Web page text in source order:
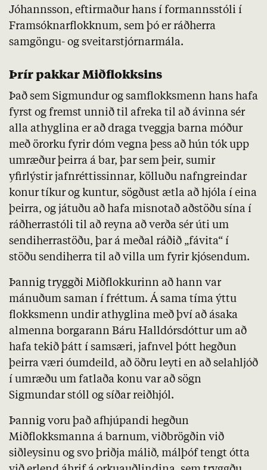
Jóhannsson, eftirmaður hans í formannsstóli í
Framsóknarflokknum, sem þó er ráðherra
samgöngu- og sveitarstjórnarmála.
Þrír pakkar Miðflokksins
Það sem Sigmundur og samflokksmenn hans hafa
fyrst og fremst unnið til afreka til að ávinna sér
alla athyglina er að draga tveggja barna móður
með örorku fyrir dóm vegna þess að hún tók upp
umræður þeirra á bar, þar sem þeir, sumir
yfirlýstir jafnréttissinnar, kölluðu nafngreindar
konur tíkur og kuntur, sögðust ætla að hjóla í eina
þeirra, og játuðu að hafa misnotað aðstöðu sína í
ráðherrastóli til að reyna að verða sér úti um
sendiherrastöðu, þar á meðal ráðið „fávita“ í
stöðu sendiherra til að villa um fyrir kjósendum.
Þannig tryggði Miðflokkurinn að hann var
mánuðum saman í fréttum. Á sama tíma ýttu
flokksmenn undir athyglina með því að ásaka
almenna borgarann Báru Halldórsdóttur um að
hafa tekið þátt í samsæri, jafnvel þótt hegðun
þeirra væri óumdeild, að öðru leyti en að selahljóð
í umræðu um fatlaða konu var að sögn
Sigmundar stóll og síðar reiðhjól.
Þannig voru það afhjúpandi hegðun
Miðflokksmanna á barnum, viðbrögðin við
siðleysinu og svo þriðja málið, málþóf tengt ótta